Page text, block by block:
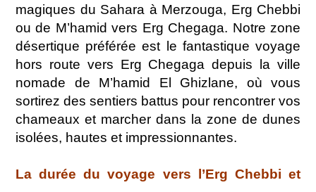
magiques du Sahara à Merzouga, Erg Chebbi
ou de M’hamid vers Erg Chegaga. Notre zone
désertique préférée est le fantastique voyage
hors route vers Erg Chegaga depuis la ville
nomade de M’hamid El Ghizlane, où vous
sortirez des sentiers battus pour rencontrer vos
chameaux et marcher dans la zone de dunes
isolées, hautes et impressionnantes.
La durée du voyage vers l’Erg Chebbi et